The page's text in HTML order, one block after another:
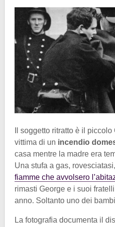
Il soggetto ritratto è il
vittima di un incendio
casa mentre la madre era
Una stufa a gas, rovesciatasi,
fiamme che avvolsero
rimasti George e i suoi
anno. Soltanto uno dei
La fotografia documenta il